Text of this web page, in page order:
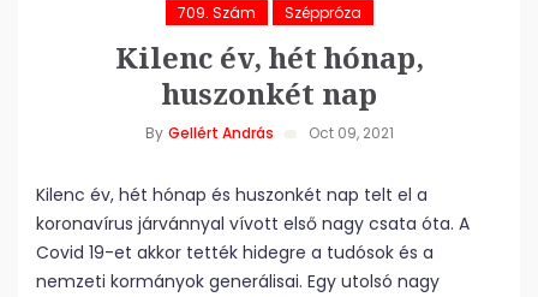
709. Szám Széppróza
Kilenc év, hét hónap,
huszonkét nap
By Gellért András Oct 09, 2021
Kilenc év, hét hónap és huszonkét nap telt el a
koronavírus járvánnyal vívott első nagy csata óta. A
Covid 19-et akkor tették hidegre a tudósok és a
nemzeti kormányok generálisai. Egy utolsó nagy